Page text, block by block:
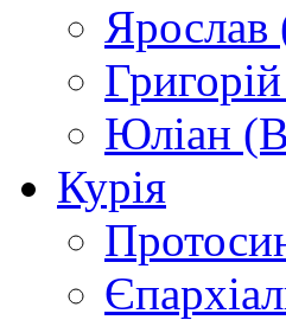
Ярослав
Юліан
Курія